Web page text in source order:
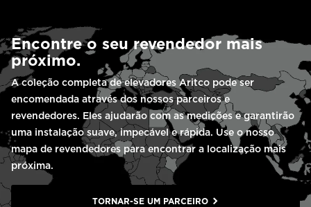
Encontre o seu revendedor mais
próximo.
A coleção completa de elevadores Aritco pode ser
encomendada através dos nossos parceiros e
revendedores. Eles ajudarão com as medições e garantirão
uma instalação suave, impecável e rápida. Use o nosso
mapa de revendedores para encontrar a localização mais
próxima.
TORNAR-SE UM PARCEIRO